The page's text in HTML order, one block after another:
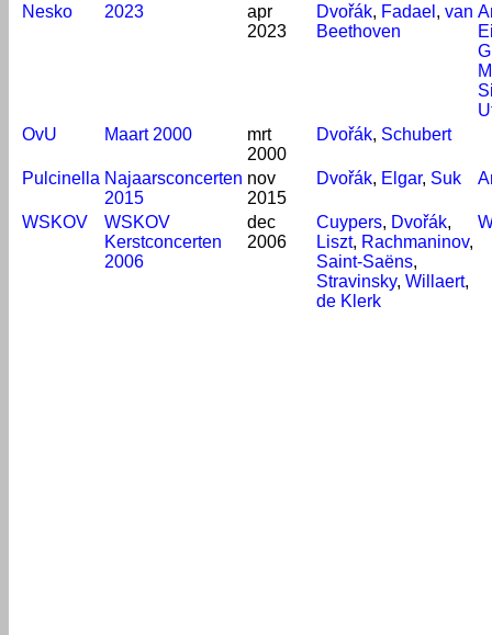
Nesko 2023
apr
2023
Dvořák, Fadael , van
Beethoven
OvU
Maart 2000
mrt
2000
Dvořák, Schubert
Pulcinella Najaarsconcerten
2015
nov
2015
Dvořák, Elgar, Suk
WSKOV
WSKOV
Kerstconcerten
2006
dec
2006
Cuypers, Dvořák,
Liszt, Rachmaninov,
Saint-Saëns,
Stravinsky, Willaert,
de Klerk